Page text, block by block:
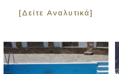
[Δείτε Αναλυτικά]